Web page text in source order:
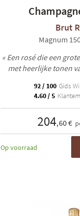
Brut
Magnum
« Een rosé die een
met heerlijke tonen
92 / 100 Gids
4.60 / 5
204,60 €
Op voorraad